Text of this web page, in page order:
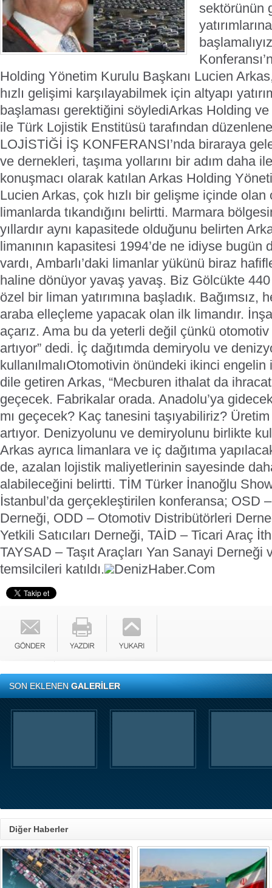
sektörünün
Holding Yönetim Kurulu Başkanı Lucien
hızlı gelişimi karşılayabilmek için altyapı
başlaması gerektiğini söylediArkas Holding
ile Türk Lojistik Enstitüsü tarafından
LOJİSTİĞİ İŞ KONFERANSI’nda biraraya
ve dernekleri, taşıma yollarını bir adım daha
konuşmacı olarak katılan Arkas Holding
Lucien Arkas, çok hızlı bir gelişme içinde
limanlarda tıkandığını belirtti. Marmara
yıllardır aynı kapasitede olduğunu belirten
limanının kapasitesi 1994’de ne idiyse bugün
vardı, Ambarlı’daki limanlar yükünü biraz
haline dönüyor yavaş yavaş. Biz Gölcükte
özel bir liman yatırımına başladık. Bağımsız,
araba elleçleme yapacak olan ilk limandır.
açarız. Ama bu da yeterli değil çünkü otomotiv
artıyor” dedi. İç dağıtımda demiryolu ve
kullanılmalıOtomotivin önündeki ikinci engelin
dile getiren Arkas, “Mecburen ithalat da
geçecek. Fabrikalar orada. Anadolu’ya
mı geçecek? Kaç tanesini taşıyabiliriz? Üretim
artıyor. Denizyolunu ve demiryolunu birlikte
Arkas ayrıca limanlara ve iç dağıtıma
de, azalan lojistik maliyetlerinin sayesinde
alabileceğini belirtti. TİM Türker İnanoğlu
İstanbul’da gerçekleştirilen konferansa; OSD
Derneği, ODD – Otomotiv Distribütörleri
Yetkili Satıcıları Derneği, TAİD – Ticari Araç
TAYSAD – Taşıt Araçları Yan Sanayi Derneği
temsilcileri katıldı.
DenizHaber.Com
SON EKLENENGALERİLER
Diğer Haberler